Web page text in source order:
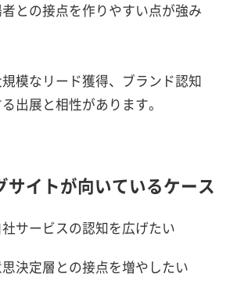
との接点を作りやすい点が強み
模なリード獲得、ブランド認知
出展と相性があります。
サイトが向いているケース
サービスの認知を広げたい
決定層との接点を増やしたい